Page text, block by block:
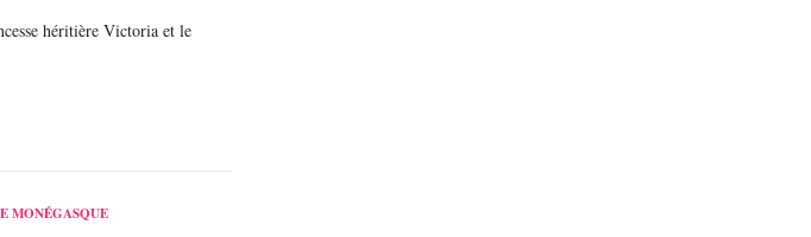
héritière Victoria et le
MONÉGASQUE